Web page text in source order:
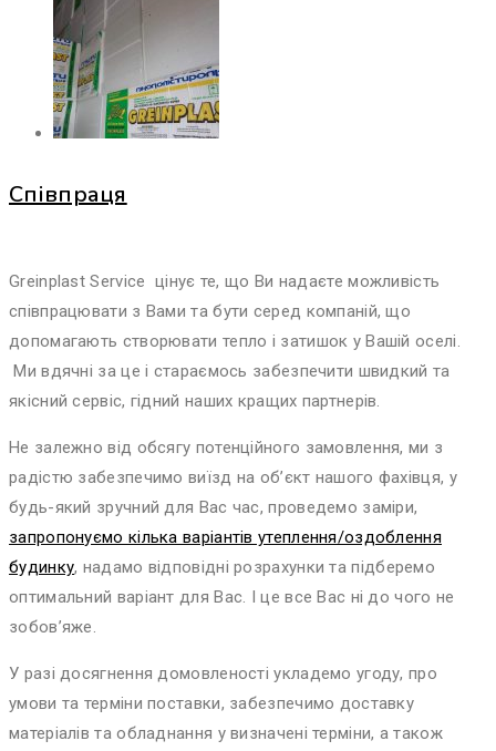
Співпраця
Greinplast Service цінує те, що Ви надаєте можливість
співпрацювати з Вами та бути серед компаній, що
допомагають створювати тепло і затишок у Вашій оселі.
Ми вдячні за це і стараємось забезпечити швидкий та
якісний сервіс, гідний наших кращих партнерів.
Не залежно від обсягу потенційного замовлення, ми з
радістю забезпечимо виїзд на об’єкт нашого фахівця, у
будь-який зручний для Вас час, проведемо заміри,
запропонуємо кілька варіантів утеплення/оздоблення
будинку, надамо відповідні розрахунки та підберемо
оптимальний варіант для Вас. І це все Вас ні до чого не
зобов’яже.
У разі досягнення домовленості укладемо угоду, про
умови та терміни поставки, забезпечимо доставку
матеріалів та обладнання у визначені терміни, а також